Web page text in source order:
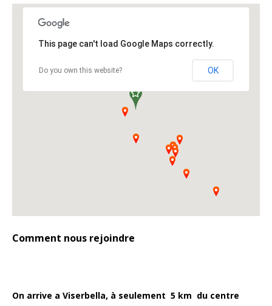
This page can't load Google Maps correctly.
Do you own this website? OK
Comment nous rejoindre
On arrive a Viserbella, à seulement 5 km du centre